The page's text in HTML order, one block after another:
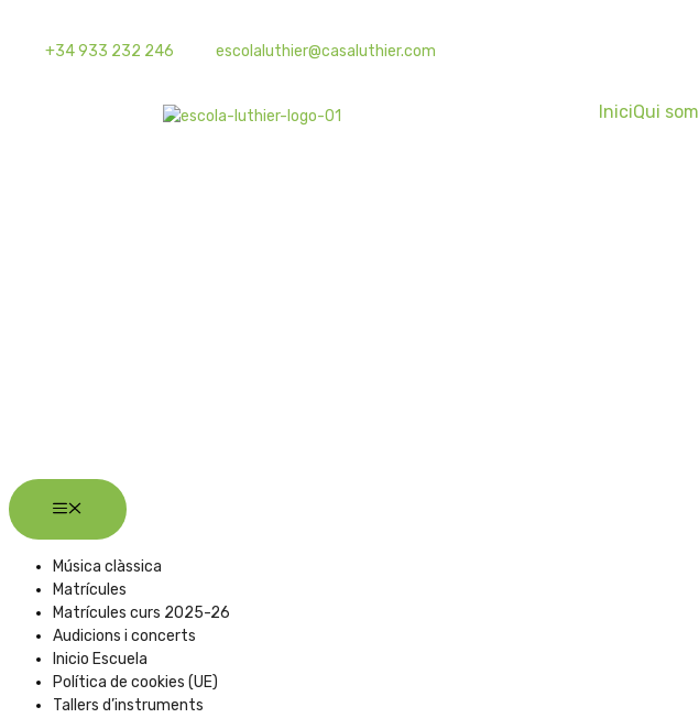
+34 933 232 246 escolaluthier@casaluthier.com
IniciQui som
Música clàssica
Matrícules
Matrícules curs 2025-26
Audicions i concerts
Inicio Escuela
Política de cookies (UE)
Tallers d’instruments